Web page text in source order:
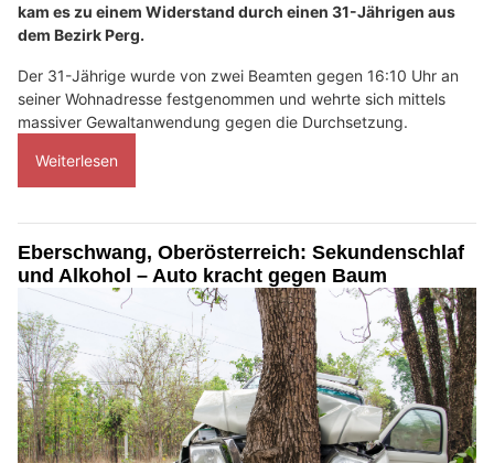
kam es zu einem Widerstand durch einen 31-Jährigen aus
dem Bezirk Perg.
Der 31-Jährige wurde von zwei Beamten gegen 16:10 Uhr an
seiner Wohnadresse festgenommen und wehrte sich mittels
massiver Gewaltanwendung gegen die Durchsetzung.
Weiterlesen
Eberschwang, Oberösterreich: Sekundenschlaf
und Alkohol – Auto kracht gegen Baum